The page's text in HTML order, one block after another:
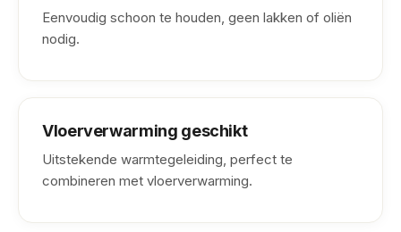
Eenvoudig schoon te houden, geen lakken of oliën
nodig.
Vloerverwarming geschikt
Uitstekende warmtegeleiding, perfect te
combineren met vloerverwarming.